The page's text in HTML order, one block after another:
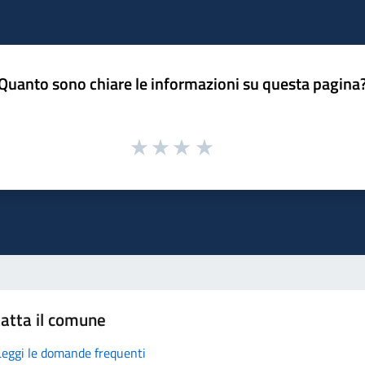
sono chiare le informazioni su questa
il comune
le domande frequenti